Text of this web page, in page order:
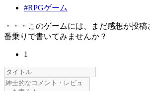
#RPGゲーム
・・・このゲームには、まだ感想が投
番乗りで書いてみませんか？
1